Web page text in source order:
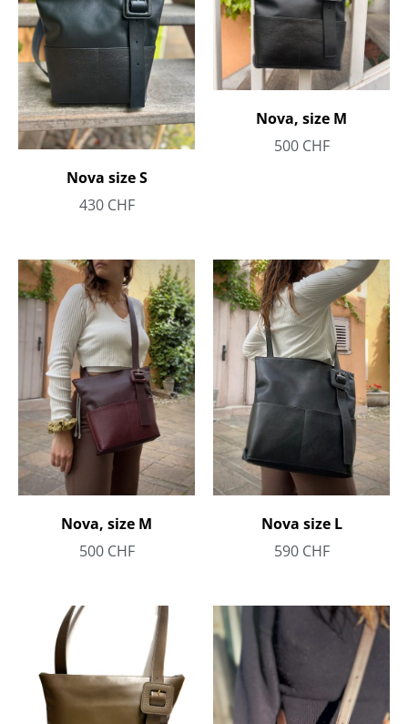
Nova size S
430 CHF
Nova, size M
500 CHF
Nova, size M
500 CHF
Nova size L
590 CHF